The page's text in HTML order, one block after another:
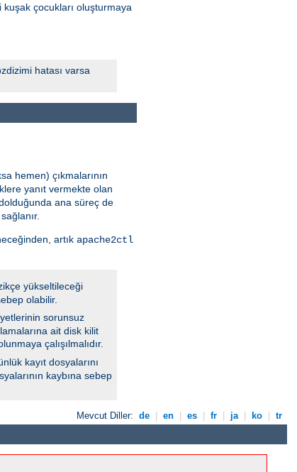
kuşak çocukları oluşturmaya
hatası varsa
hemen) çıkmalarının
yanıt vermekte olan
ana süreç de
artık apache2ctl
yükseltileceği
olabilir.
sorunsuz
ait disk kilit
çalışılmalıdır.
kayıt dosyalarını
kaybına sebep
Mevcut Diller: de en es fr ja ko tr